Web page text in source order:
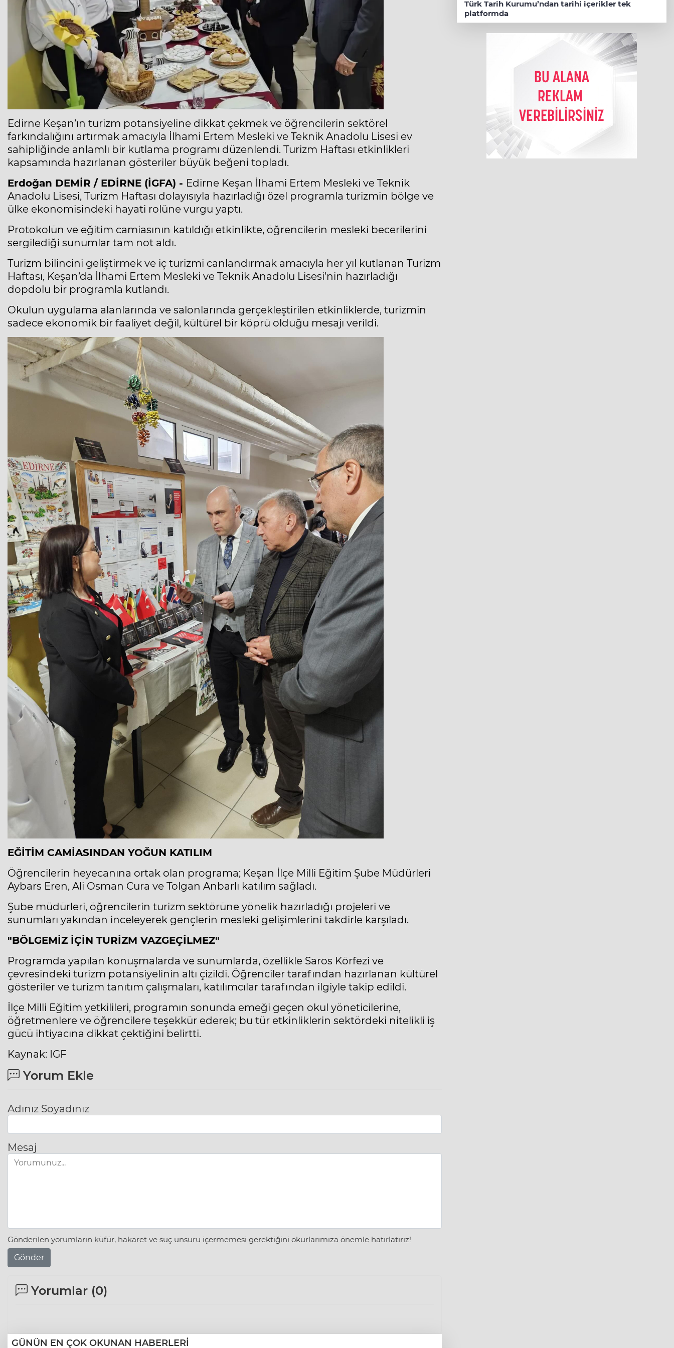
Edirne Keşan’ın turizm potansiyeline dikkat çekmek ve öğrencilerin sektörel
farkındalığını artırmak amacıyla İlhami Ertem Mesleki ve Teknik Anadolu Lisesi ev
sahipliğinde anlamlı bir kutlama programı düzenlendi. Turizm Haftası etkinlikleri
kapsamında hazırlanan gösteriler büyük beğeni topladı.
Erdoğan DEMİR / EDİRNE (İGFA) - Edirne Keşan İlhami Ertem Mesleki ve Teknik
Anadolu Lisesi, Turizm Haftası dolayısıyla hazırladığı özel programla turizmin bölge ve
ülke ekonomisindeki hayati rolüne vurgu yaptı.
Protokolün ve eğitim camiasının katıldığı etkinlikte, öğrencilerin mesleki becerilerini
sergilediği sunumlar tam not aldı.
Turizm bilincini geliştirmek ve iç turizmi canlandırmak amacıyla her yıl kutlanan Turizm
Haftası, Keşan’da İlhami Ertem Mesleki ve Teknik Anadolu Lisesi’nin hazırladığı
dopdolu bir programla kutlandı.
Okulun uygulama alanlarında ve salonlarında gerçekleştirilen etkinliklerde, turizmin
sadece ekonomik bir faaliyet değil, kültürel bir köprü olduğu mesajı verildi.
EĞİTİM CAMİASINDAN YOĞUN KATILIM
Öğrencilerin heyecanına ortak olan programa; Keşan İlçe Milli Eğitim Şube Müdürleri
Aybars Eren, Ali Osman Cura ve Tolgan Anbarlı katılım sağladı.
Şube müdürleri, öğrencilerin turizm sektörüne yönelik hazırladığı projeleri ve
sunumları yakından inceleyerek gençlerin mesleki gelişimlerini takdirle karşıladı.
"BÖLGEMİZ İÇİN TURİZM VAZGEÇİLMEZ"
Programda yapılan konuşmalarda ve sunumlarda, özellikle Saros Körfezi ve
çevresindeki turizm potansiyelinin altı çizildi. Öğrenciler tarafından hazırlanan kültürel
gösteriler ve turizm tanıtım çalışmaları, katılımcılar tarafından ilgiyle takip edildi.
İlçe Milli Eğitim yetkilileri, programın sonunda emeği geçen okul yöneticilerine,
öğretmenlere ve öğrencilere teşekkür ederek; bu tür etkinliklerin sektördeki nitelikli iş
gücü ihtiyacına dikkat çektiğini belirtti.
Kaynak: IGF
Yorum Ekle
Adınız Soyadınız
Mesaj
Gönderilen yorumların küfür, hakaret ve suç unsuru içermemesi gerektiğini okurlarımıza önemle hatırlatırız!
Gönder
Yorumlar (0)
GÜNÜN EN ÇOK OKUNAN HABERLERİ
Türk Tarih Kurumu’ndan tarihi içerikler tek
platformda